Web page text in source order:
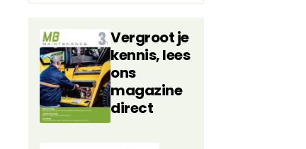
Vergroot je
kennis, lees
ons
magazine
direct